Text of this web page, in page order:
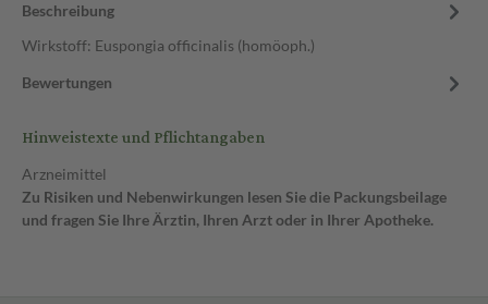
Beschreibung
Wirkstoff: Euspongia officinalis (homöoph.)
Bewertungen
Hinweistexte und Pflichtangaben
Arzneimittel
Zu Risiken und Nebenwirkungen lesen Sie die Packungsbeilage
und fragen Sie Ihre Ärztin, Ihren Arzt oder in Ihrer Apotheke.